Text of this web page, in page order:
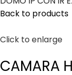
Back to products
Click to enlarge
CAMARA